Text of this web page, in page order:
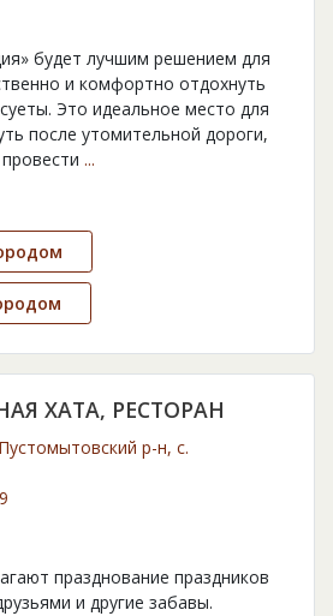
будет лучшим решением для
и комфортно отдохнуть
Это идеальное место для
после утомительной дороги,
...
ХАТА, РЕСТОРАН
р-н, с.
празднование праздников
и другие забавы.